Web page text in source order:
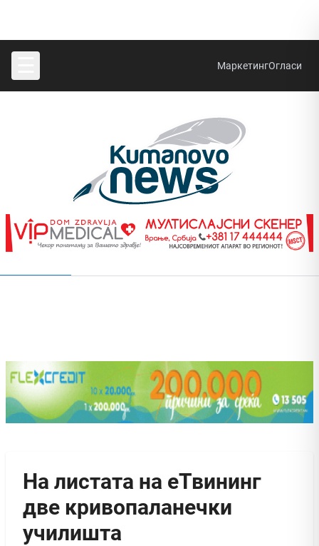
МаркетингОгласи
На листата на еТвининг
две кривопаланечки
училишта